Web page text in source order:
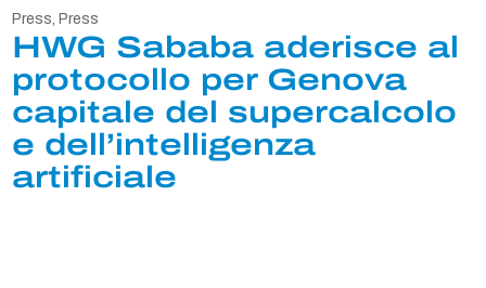
Press, Press
HWG Sababa aderisce al
protocollo per Genova
capitale del supercalcolo
e dell’intelligenza
artificiale